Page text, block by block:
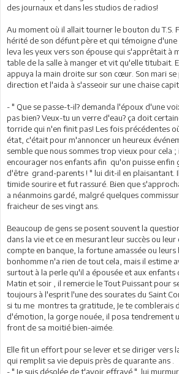
des journaux et dans les studios de radios!
Au moment où il allait tourner le bouton du T.S.
hérité de son défunt père et qui témoigne
leva les yeux vers son épouse qui s'apprêtait à
table de la salle à manger et vit qu'elle titubait.
appuya la main droite sur son cœur. Son mari
direction et l'aida à s'asseoir sur une chaise
- " Que se passe-t-il? demanda l'époux d'une
pas bien? Veux-tu un verre d'eau? ça doit
torride qui n'en finit pas! Les fois précédentes
état, c'était pour m'annoncer un heureux
semble que nous sommes trop vieux pour cela
encourager nos enfants afin qu'on puisse enfin
d'être grand-parents ! " lui dit-il en plaisantant.
timide sourire et fut rassuré. Bien que
a néanmoins gardé, malgré quelques
fraicheur de ses vingt ans.
Beaucoup de gens se posent souvent la
dans la vie et ce en mesurant leur succès ou leur
compte en banque, la fortune amassée ou
bonhomme n'a rien de tout cela, mais il estime
surtout à la perle qu'il a épousée et aux enfants
Matin et soir , il remercie le Tout Puissant pour
toujours à l'esprit l'une des sourates du Saint
si tu me montres ta gratitude, Je te comblerais
d'émotion, la gorge nouée, il posa tendrement
front de sa moitié bien-aimée.
Elle fit un effort pour se lever et se diriger vers
qui remplit sa vie depuis près de quarante ans .
- " Je suis désolée de t'avoir effrayé ", lui